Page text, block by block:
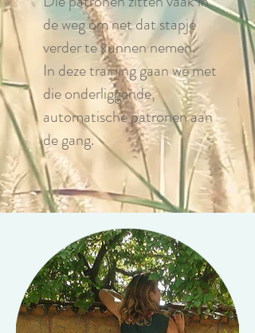
de weg om net dat stapje
verder te kunnen nemen.
In deze training gaan we met
die onderliggende,
automatische patronen aan
de gang.